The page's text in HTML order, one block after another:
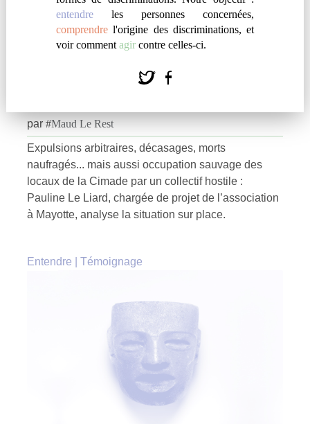
entendre les personnes concernées,
comprendre l'origine des discriminations, et
voir comment agir contre celles-ci.
À MAYOTTE, LE COMBAT DE LA
par #Maud Le Rest
Expulsions arbitraires, décasages, morts
naufragés... mais aussi occupation sauvage des
locaux de la Cimade par un collectif hostile :
Pauline Le Liard, chargée de projet de l’association
à Mayotte, analyse la situation sur place.
Entendre Témoignage